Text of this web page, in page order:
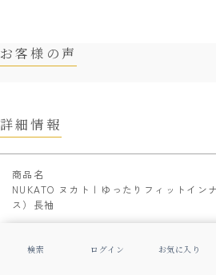
お客様の声
詳細情報
商品名
NUKATO ヌカト | ゆったりフィットイン
ス）長袖
品番